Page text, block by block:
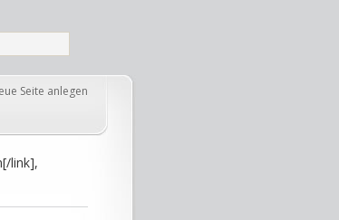
Seite anlegen
link],